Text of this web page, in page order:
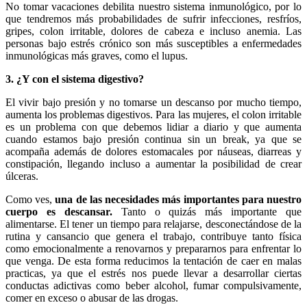
No tomar vacaciones debilita nuestro sistema inmunológico, por lo
que tendremos más probabilidades de sufrir infecciones, resfríos,
gripes, colon irritable, dolores de cabeza e incluso anemia. Las
personas bajo estrés crónico son más susceptibles a enfermedades
inmunológicas más graves, como el lupus.
3. ¿Y con el sistema digestivo?
El vivir bajo presión y no tomarse un descanso por mucho tiempo,
aumenta los problemas digestivos. Para las mujeres, el colon irritable
es un problema con que debemos lidiar a diario y que aumenta
cuando estamos bajo presión continua sin un break, ya que se
acompaña además de dolores estomacales por náuseas, diarreas y
constipación, llegando incluso a aumentar la posibilidad de crear
úlceras.
Como ves,una de las necesidades más importantes para nuestro
cuerpo es descansar.Tanto o quizás más importante que
alimentarse. El tener un tiempo para relajarse, desconectándose de la
rutina y cansancio que genera el trabajo, contribuye tanto física
como emocionalmente a renovarnos y prepararnos para enfrentar lo
que venga. De esta forma reducimos la tentación de caer en malas
practicas, ya que el estrés nos puede llevar a desarrollar ciertas
conductas adictivas como beber alcohol, fumar compulsivamente,
comer en exceso o abusar de las drogas.